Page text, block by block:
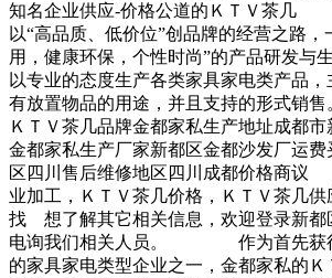
知名企业供应-价格公道的ＫＴＶ茶
以“高品质、低价位”创品牌的经营之路，
用，健康环保，个性时尚”的产品研发与
以专业的态度生产各类家具家电类产品
有放置物品的用途，并且支持的形式销
ＫＴＶ茶几品牌金都家私生产地址成都
金都家私生产厂家新都区金都沙发厂运
区四川售后维修地区四川成都价格
业加工，ＫＴＶ茶几价格，ＫＴＶ茶几供
找 想了解其它相关信息，欢迎登录新都
电询我们相关人员。 作为首先获得
的家具家电类型企业之一，金都家私的Ｋ